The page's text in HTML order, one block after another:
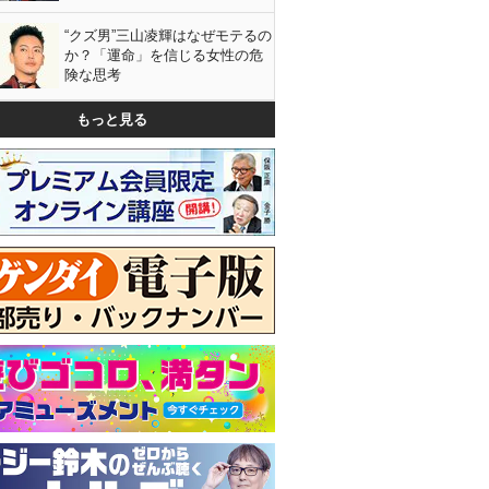
“クズ男”三山凌輝はなぜモテるの
か？「運命」を信じる女性の危
険な思考
もっと見る